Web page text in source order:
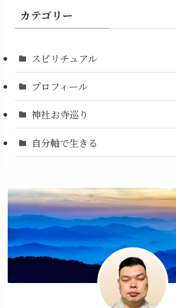
カテゴリー
スピリチュアル
プロフィール
神社お寺巡り
自分軸で生きる